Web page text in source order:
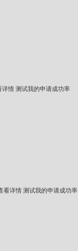
详情 测试我的申请成功率
看详情 测试我的申请成功率